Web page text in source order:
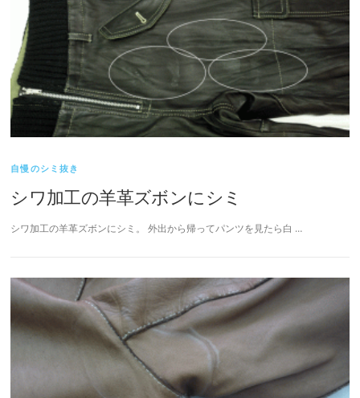
自慢のシミ抜き
シワ加工の羊革ズボンにシミ
シワ加工の羊革ズボンにシミ。 外出から帰ってパンツを見たら白 …